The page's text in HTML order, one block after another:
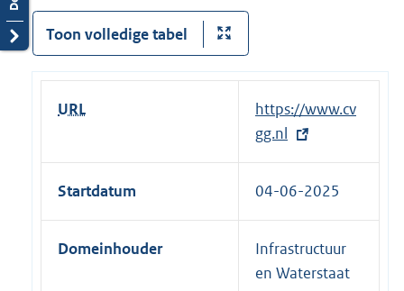
Toon volledige tabel
URL
E
x
t
e
e
l
https://www.cv
gg.nl
Startdatum 04-06-2025
Domeinhouder
Infrastructuur
en Waterstaat